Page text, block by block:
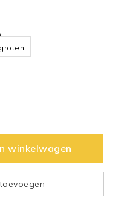
winkelwagen